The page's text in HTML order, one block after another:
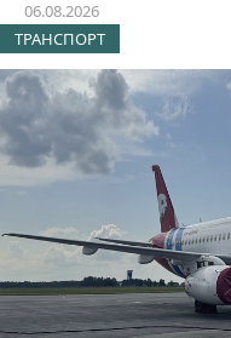
06.08.2026
ТРАНСПОРТ